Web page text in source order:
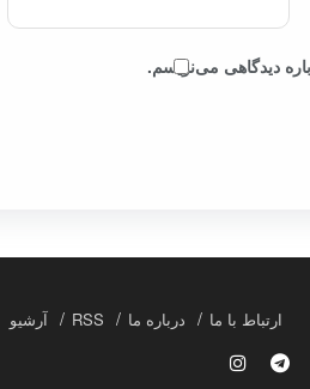
دیدگاهی می‌نویسم.
ارتباط با ما درباره ما RSS آرشیو